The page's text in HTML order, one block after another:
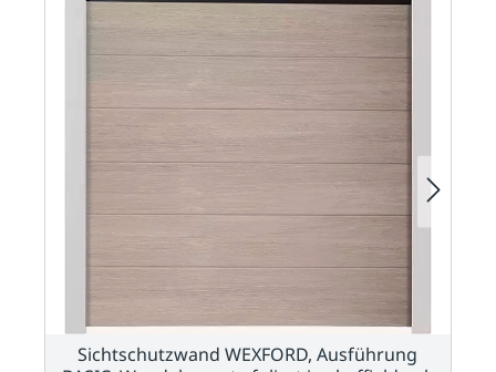
Sichtschutzwand WEXFORD, Ausführung